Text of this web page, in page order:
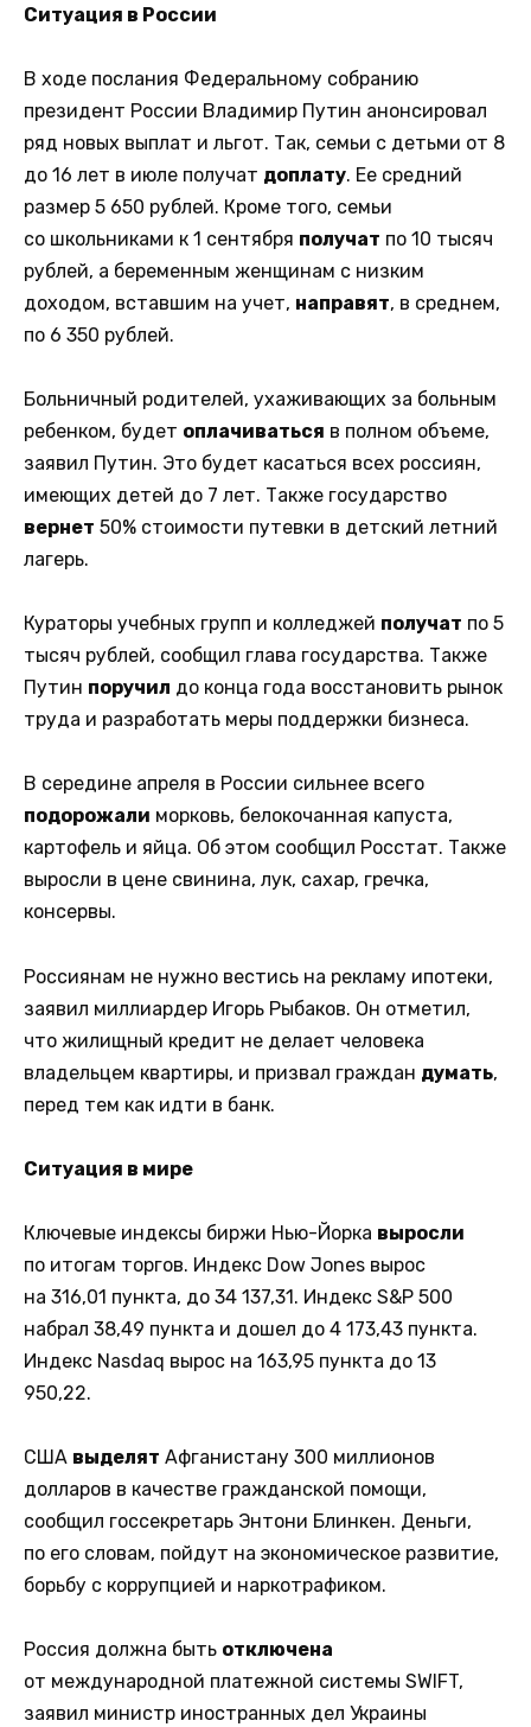
Ситуация в России
В ходе послания Федеральному собранию
президент России Владимир Путин анонсировал
ряд новых выплат и льгот. Так, семьи с детьми от 8
до 16 лет в июле получат доплату. Ее средний
размер 5 650 рублей. Кроме того, семьи
со школьниками к 1 сентября получат по 10 тысяч
рублей, а беременным женщинам с низким
доходом, вставшим на учет, направят, в среднем,
по 6 350 рублей.
Больничный родителей, ухаживающих за больным
ребенком, будет оплачиваться в полном объеме,
заявил Путин. Это будет касаться всех россиян,
имеющих детей до 7 лет. Также государство
вернет 50% стоимости путевки в детский летний
лагерь.
Кураторы учебных групп и колледжей получат по 5
тысяч рублей, сообщил глава государства. Также
Путин поручил до конца года восстановить рынок
труда и разработать меры поддержки бизнеса.
В середине апреля в России сильнее всего
подорожали морковь, белокочанная капуста,
картофель и яйца. Об этом сообщил Росстат. Также
выросли в цене свинина, лук, сахар, гречка,
консервы.
Россиянам не нужно вестись на рекламу ипотеки,
заявил миллиардер Игорь Рыбаков. Он отметил,
что жилищный кредит не делает человека
владельцем квартиры, и призвал граждан думать,
перед тем как идти в банк.
Ситуация в мире
Ключевые индексы биржи Нью-Йорка выросли
по итогам торгов. Индекс Dow Jones вырос
на 316,01 пункта, до 34 137,31. Индекс S&P 500
набрал 38,49 пункта и дошел до 4 173,43 пункта.
Индекс Nasdaq вырос на 163,95 пункта до 13
950,22.
США выделят Афганистану 300 миллионов
долларов в качестве гражданской помощи,
сообщил госсекретарь Энтони Блинкен. Деньги,
по его словам, пойдут на экономическое развитие,
борьбу с коррупцией и наркотрафиком.
Россия должна быть отключена
от международной платежной системы SWIFT,
заявил министр иностранных дел Украины